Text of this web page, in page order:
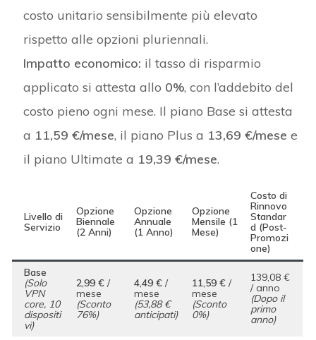
costo unitario sensibilmente più elevato
rispetto alle opzioni pluriennali.
Impatto economico: il tasso di risparmio
applicato si attesta allo 0%, con l’addebito del
costo pieno ogni mese. Il piano Base si attesta
a 11,59 €/mese, il piano Plus a 13,69 €/mese e
il piano Ultimate a 19,39 €/mese.
Livello di
Servizio
Opzione
Biennale
(2 Anni)
Opzione
Annuale
(1 Anno)
Opzione
Mensile (1
Mese)
Costo di
Rinnovo
Standar
d (Post-
Promozi
one)
Base
(Solo
VPN
core, 10
dispositi
vi)
2,99 € /
mese
(Sconto
76%)
4,49 € /
mese
(53,88 €
anticipati)
11,59 € /
mese
(Sconto
0%)
139,08 €
/ anno
(Dopo il
primo
anno)